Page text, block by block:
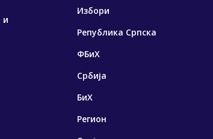
и
Избори
Република Српска
ФБиХ
Србија
БиХ
Регион